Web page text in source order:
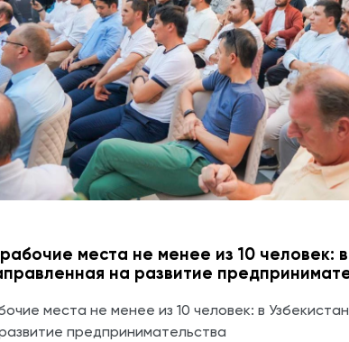
места не менее из 10 человек:
на развитие
места не менее из 10 человек: в
предпринимательства